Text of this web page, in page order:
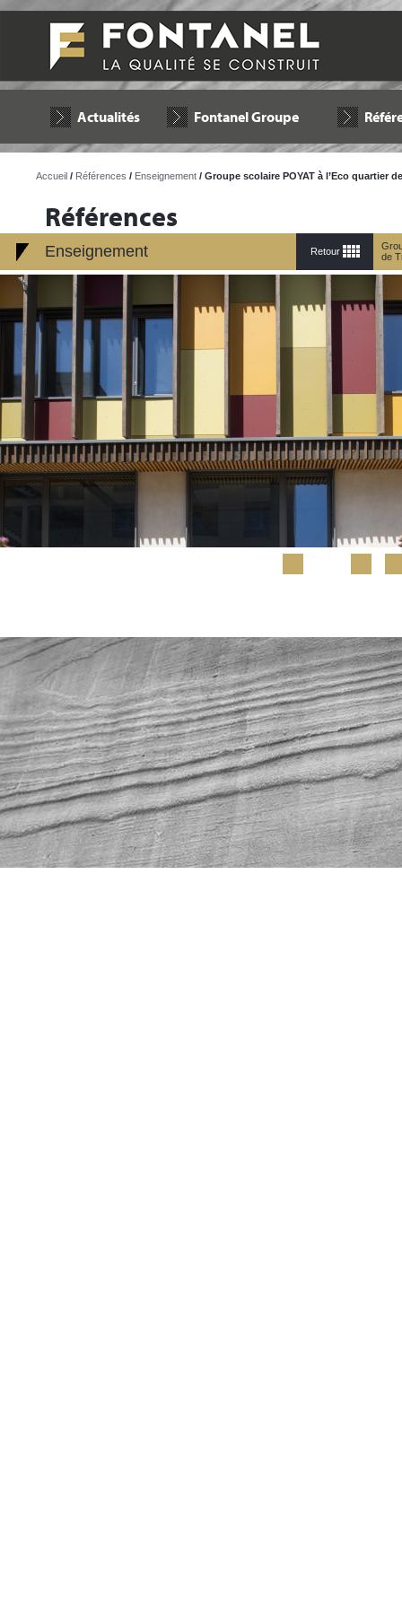
Actualités Fontanel Groupe
Accueil / Références / Enseignement / Groupe scolaire POYAT à l’Eco quartier
Références
Enseignement Retour
de